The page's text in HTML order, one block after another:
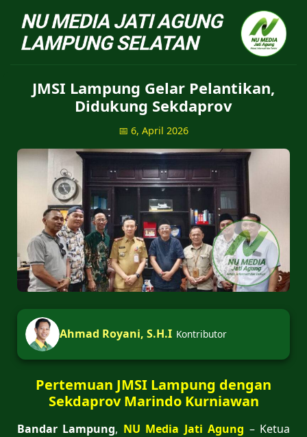
NU Jatiagung - Situs
JMSI Lampung Gelar Pelantikan,
Didukung Sekdaprov
📅 6, April 2026
Ahmad Royani, S.H.I Kontributor
Pertemuan JMSI Lampung dengan
Sekdaprov Marindo Kurniawan
Bandar Lampung, NU Media Jati Agung – Ketua